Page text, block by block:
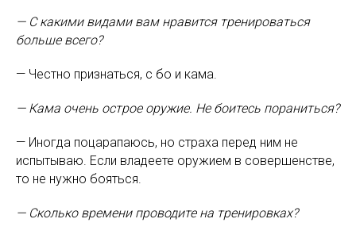
— С какими видами вам нравится тренироваться
больше всего?
— Честно признаться, с бо и кама.
— Кама очень острое оружие. Не боитесь пораниться?
— Иногда поцарапаюсь, но страха перед ним не
испытываю. Если владеете оружием в совершенстве,
то не нужно бояться.
— Сколько времени проводите на тренировках?